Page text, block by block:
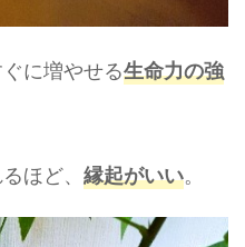
に増やせる生命力の強
ほど、 縁起がいい。